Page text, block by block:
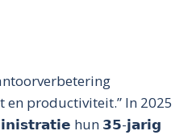
productiviteit.” In 2025
hun 𝟯𝟱-𝗷𝗮𝗿𝗶𝗴